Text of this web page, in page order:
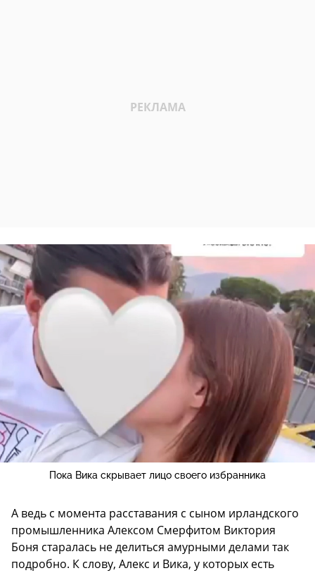
Пока Вика скрывает лицо своего избранника
А ведь с момента расставания с сыном ирландского
промышленника Алексом Смерфитом Виктория
Боня старалась не делиться амурными делами так
подробно. К слову, Алекс и Вика, у которых есть